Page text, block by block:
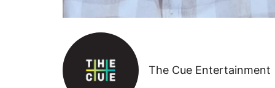
The Cue Entertainment